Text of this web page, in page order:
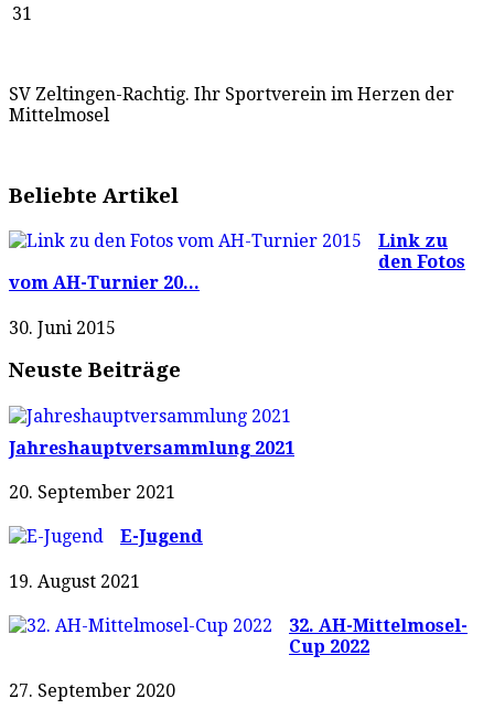
31
SV Zeltingen-Rachtig. Ihr Sportverein im Herzen der
Mittelmosel
Beliebte Artikel
Link zu
den Fotos
vom AH-Turnier 20...
30. Juni 2015
Neuste Beiträge
Jahreshauptversammlung 2021
20. September 2021
E-Jugend
19. August 2021
32. AH-Mittelmosel-
Cup 2022
27. September 2020